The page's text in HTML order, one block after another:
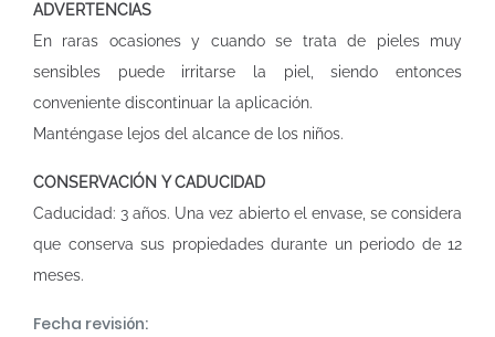
ADVERTENCIAS
En raras ocasiones y cuando se trata de pieles muy
sensibles puede irritarse la piel, siendo entonces
conveniente discontinuar la aplicación.
Manténgase lejos del alcance de los niños.
CONSERVACIÓN Y CADUCIDAD
Caducidad: 3 años. Una vez abierto el envase, se considera
que conserva sus propiedades durante un periodo de 12
meses.
Fecha revisión: